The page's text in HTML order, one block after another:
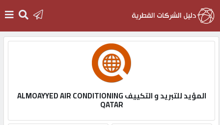
التسجيل
المؤيد للتبريد و التكييف ALMOAYYED AIR CONDITIONING
QATAR